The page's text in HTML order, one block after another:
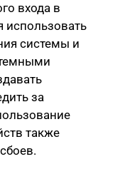
входа в
использовать
системы и
за
также